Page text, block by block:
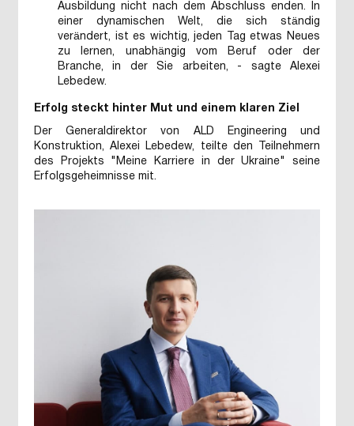
Ausbildung nicht nach dem Abschluss enden. In
einer dynamischen Welt, die sich ständig
verändert, ist es wichtig, jeden Tag etwas Neues
zu lernen, unabhängig vom Beruf oder der
Branche, in der Sie arbeiten, - sagte Alexei
Lebedew.
Erfolg steckt hinter Mut und einem klaren Ziel
Der Generaldirektor von ALD Engineering und
Konstruktion, Alexei Lebedew, teilte den Teilnehmern
des Projekts "Meine Karriere in der Ukraine" seine
Erfolgsgeheimnisse mit.